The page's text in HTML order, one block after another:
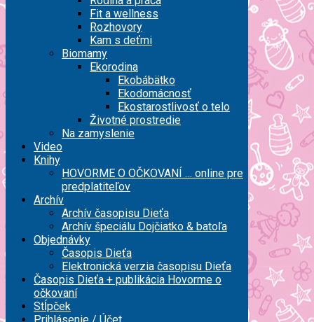
Fit a wellness
Rozhovory
Kam s deťmi
Biomamy
Ekorodina
Ekobábätko
Ekodomácnosť
Ekostarostlivosť o telo
Životné prostredie
Na zamyslenie
Video
Knihy
HOVORME O OČKOVANÍ … online pre
predplatiteľov
Archív
Archív časopisu Dieťa
Archív špeciálu Dojčiatko & batoľa
Objednávky
Časopis Dieťa
Elektronická verzia časopisu Dieťa
Časopis Dieťa + publikácia Hovorme o
očkovaní
Stĺpček
Prihlásenie / Účet